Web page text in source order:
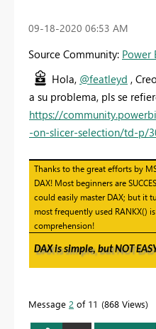
‎09-18-2020 06:53 AM
Source Community: Power
Hola, @featleyd ,
a su problema, pls se
https://
-on-slicer-selection/td-p/
Thanks to the great efforts by
DAX! Most beginners are
could easily master DAX; but it
most frequently used RANKX()
comprehension!
DAX is simple, but NOT
Message 2 of 11 868 Views